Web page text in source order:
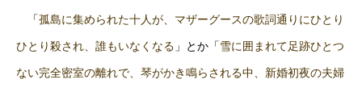
「孤島に集められた十人が、マザーグースの歌詞通りにひとり
ひとり殺され、誰もいなくなる 」とか「雪に囲まれて足跡ひとつ
ない完全密室の離れで、琴がかき鳴らされる中、新婚初夜の夫婦